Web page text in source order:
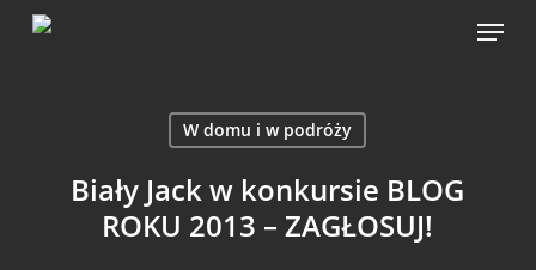
Menu
W domu i w podróży
Biały Jack w konkursie BLOG
ROKU 2013 – ZAGŁOSUJ!